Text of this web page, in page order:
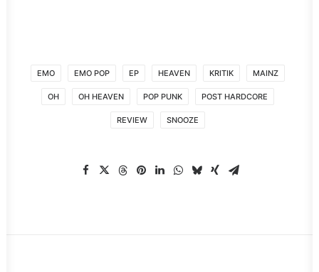
EMO EMO POP EP HEAVEN KRITIK MAINZ
OH OH HEAVEN POP PUNK POST HARDCORE
REVIEW SNOOZE